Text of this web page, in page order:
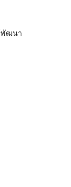
พัฒนา